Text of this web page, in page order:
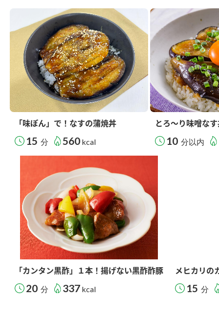
「味ぽん」で！なすの蒲焼丼
15 分 560 kcal
とろ～り味噌な
10 分以内
「カンタン黒酢」１本！揚げない黒酢酢豚
20 分 337 kcal
メヒカリの
15 分